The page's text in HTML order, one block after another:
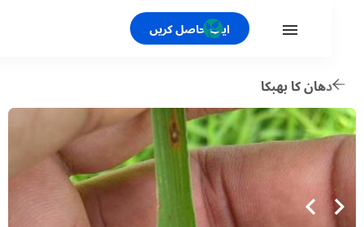
ایپ حاصل کریں
دھان کا بھبکا